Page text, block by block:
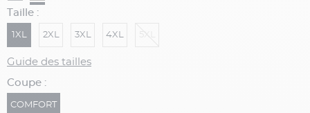
Taille :
1XL 2XL 3XL 4XL
Guide des tailles
Coupe :
COMFORT